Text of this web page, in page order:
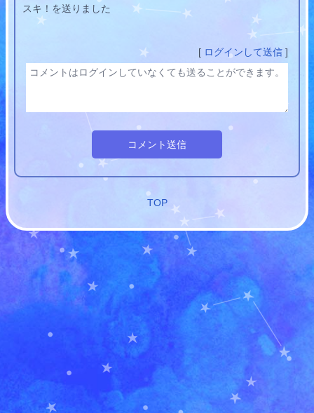
スキ！を送りました
[ ログインして送信 ]
コメント送信
TOP